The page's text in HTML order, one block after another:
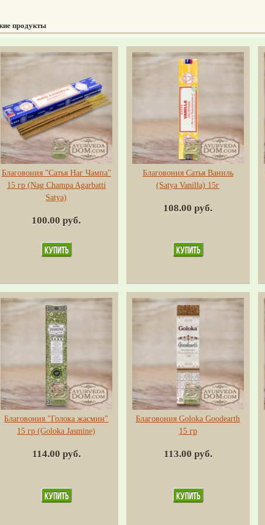
продукты
Благовония "Сатья Наг Чампа"
15 гр (Nag Champa Agarbatti
Satya)
100.00 руб.
Благовония Сатья Ваниль
(Satya Vanilla) 15г
108.00 руб.
Благовония "Голока жасмин"
15 гр (Goloka Jasmine)
114.00 руб.
Благовония Goloka Goodearth
15 гр
113.00 руб.